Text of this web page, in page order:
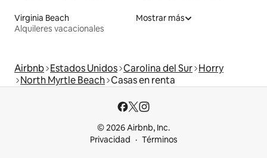
Virginia Beach
Alquileres vacacionales
Mostrar más
Airbnb Estados Unidos Carolina del Sur Horry
North Myrtle Beach Casas en renta
© 2026 Airbnb, Inc.
Privacidad
Términos